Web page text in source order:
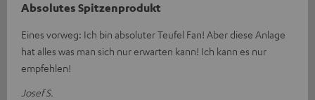
Absolutes Spitzenprodukt
Eines vorweg: Ich bin absoluter Teufel Fan! Aber diese Anlage
hat alles was man sich nur erwarten kann! Ich kann es nur
empfehlen!
Josef S.